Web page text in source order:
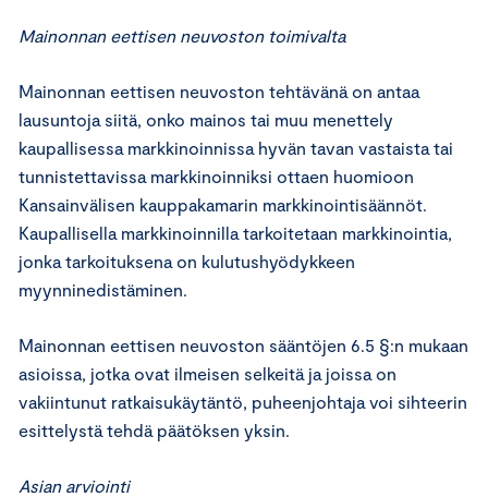
Mainonnan eettisen neuvoston toimivalta
Mainonnan eettisen neuvoston tehtävänä on antaa
lausuntoja siitä, onko mainos tai muu menettely
kaupallisessa markkinoinnissa hyvän tavan vastaista tai
tunnistettavissa markkinoinniksi ottaen huomioon
Kansainvälisen kauppakamarin markkinointisäännöt.
Kaupallisella markkinoinnilla tarkoitetaan markkinointia,
jonka tarkoituksena on kulutushyödykkeen
myynninedistäminen.
Mainonnan eettisen neuvoston sääntöjen 6.5 §:n mukaan
asioissa, jotka ovat ilmeisen selkeitä ja joissa on
vakiintunut ratkaisukäytäntö, puheenjohtaja voi sihteerin
esittelystä tehdä päätöksen yksin.
Asian arviointi